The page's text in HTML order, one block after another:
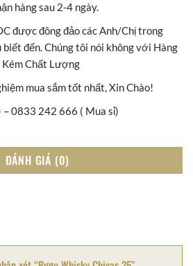
hàng sau 2-4 ngày.
được đông đảo các Anh/Chị trong
đến. Chúng tôi nói không với Hàng
Kém Chất Lượng
mua sắm tốt nhất, Xin Chào!
0833 242 666 ( Mua sỉ)
ĐÁNH GIÁ (0)